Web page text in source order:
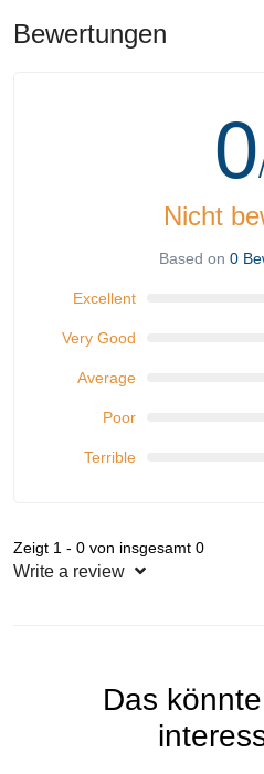
Bewertungen
0
Nicht
Based on 0
Excellent
Very Good
Average
Poor
Terrible
Zeigt 1 - 0 von insgesamt 0
Write a review
Das